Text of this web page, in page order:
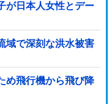
が日本人女性とデー
域で深刻な洪水被害
め飛行機から飛び降